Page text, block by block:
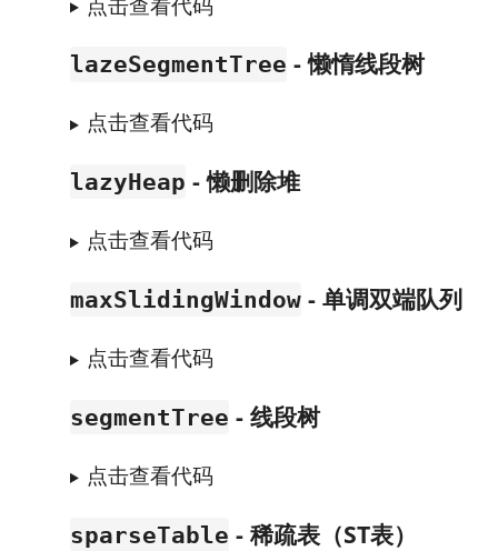
lazeSegmentTree - 懒惰线段树
点击查看代码
lazyHeap - 懒删除堆
点击查看代码
maxSlidingWindow - 单调双端队列
点击查看代码
segmentTree - 线段树
点击查看代码
sparseTable - 稀疏表（ST表）